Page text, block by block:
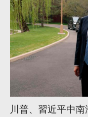
川普、習近平中